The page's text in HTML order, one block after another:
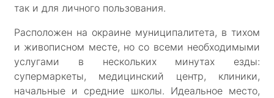
так и для личного пользования.
Расположен на окраине муниципалитета, в тихом
и живописном месте, но со всеми необходимыми
услугами в нескольких минутах езды:
супермаркеты, медицинский центр, клиники,
начальные и средние школы. Идеальное место,